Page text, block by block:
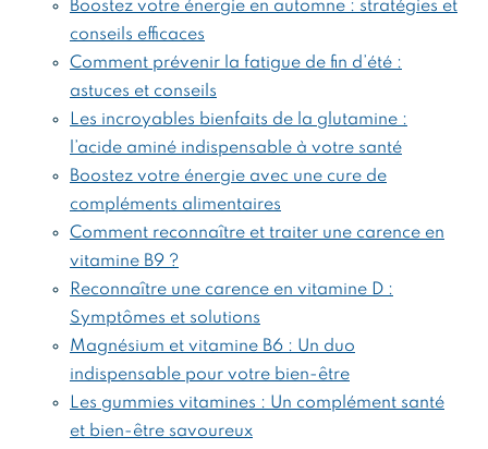
Boostez votre énergie en automne : stratégies et
conseils efficaces
Comment prévenir la fatigue de fin d’été :
astuces et conseils
Les incroyables bienfaits de la glutamine :
l’acide aminé indispensable à votre santé
Boostez votre énergie avec une cure de
compléments alimentaires
Comment reconnaître et traiter une carence en
vitamine B9 ?
Reconnaître une carence en vitamine D :
Symptômes et solutions
Magnésium et vitamine B6 : Un duo
indispensable pour votre bien-être
Les gummies vitamines : Un complément santé
et bien-être savoureux